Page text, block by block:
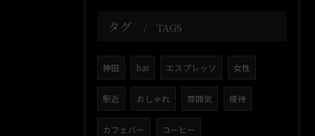
タグ TAGS
神田 bar エスプレッソ 女性
駅近 おしゃれ 雰囲気 接待
カフェバー コーヒー